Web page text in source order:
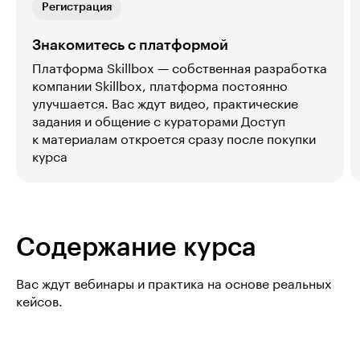
Регистрация
Знакомитесь с платформой
Платформа Skillbox — собственная разработка
компании Skillbox, платформа постоянно
улучшается. Вас ждут видео, практические
задания и общение с кураторами Доступ
к материалам откроется сразу после покупки
курса
Содержание курса
Вас ждут вебинары и практика на основе реальных
кейсов.